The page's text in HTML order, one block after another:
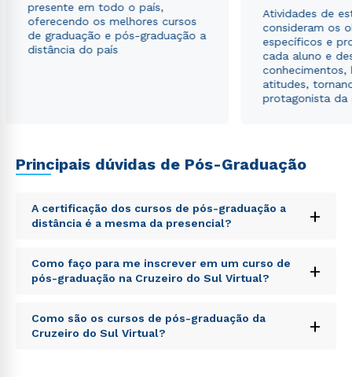
presente em todo o país,
oferecendo os melhores cursos
de graduação e pós-graduação a
distância do país
Atividades de
consideram os
específicos e
cada aluno e
conhecimentos,
atitudes,
protagonista da
Principais dúvidas de Pós-Graduação
A certificação dos cursos de pós-graduação a
distância é a mesma da presencial?
+
Sed ut perspiciatis unde omnis iste natus error sit
voluptatem accusantium doloremque laudantium,
totam rem aperiam, eaque ipsa quae ab illo inventore
explicabo. Nemo enim ipsam voluptatem quia
voluptas sit aspernatur aut odit aut fugit, sed quia
Como faço para me inscrever em um curso de
pós-graduação na Cruzeiro do Sul Virtual?
+
Sed ut perspiciatis unde omnis iste natus error sit
voluptatem accusantium doloremque laudantium,
Como são os cursos de pós-graduação da
Cruzeiro do Sul Virtual?
+
Rápido e fácil
WhatsApp
Estou de acordo com aPolítica de Privacidade.
autorizo que meus dados sejam utilizados para o